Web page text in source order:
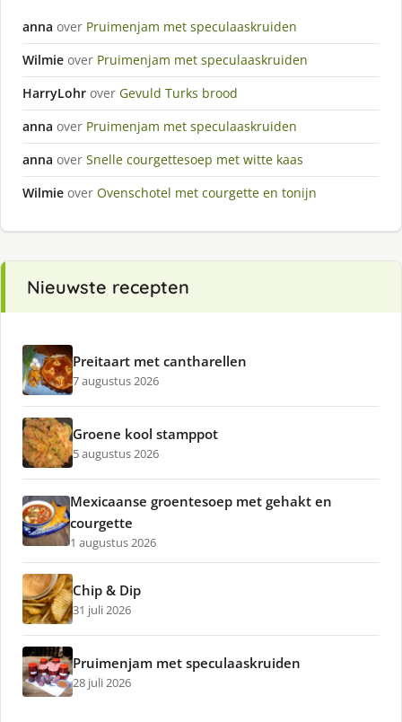
anna over Pruimenjam met speculaaskruiden
Wilmie over Pruimenjam met speculaaskruiden
HarryLohr over Gevuld Turks brood
anna over Pruimenjam met speculaaskruiden
anna over Snelle courgettesoep met witte kaas
Wilmie over Ovenschotel met courgette en tonijn
Nieuwste recepten
Preitaart met cantharellen
7 augustus 2026
Groene kool stamppot
5 augustus 2026
Mexicaanse groentesoep met gehakt en
courgette
1 augustus 2026
Chip & Dip
31 juli 2026
Pruimenjam met speculaaskruiden
28 juli 2026